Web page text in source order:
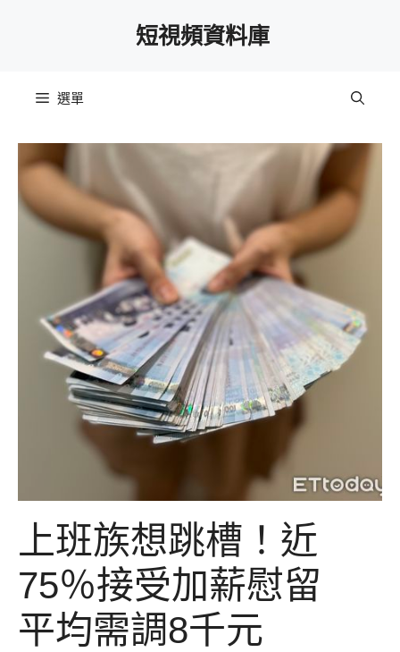
短視頻資料庫
選單
上班族想跳槽！近
75％接受加薪慰留
平均需調8千元